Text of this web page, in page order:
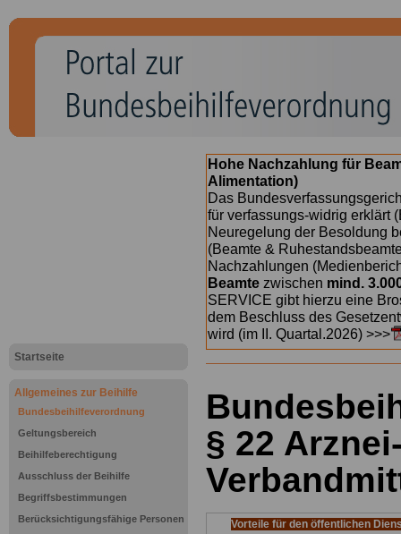
Startseite
Allgemeines zur Beihilfe
Bundesbeihilfeverordnung
Geltungsbereich
Beihilfeberechtigung
Ausschluss der Beihilfe
Begriffsbestimmungen
Berücksichtigungsfähige Personen
Hohe Nachzahlung für
Alimentation)
Das
für verfassungs-widrig erklärt
Neuregelung der Besoldung
(Beamte &
Nachzahlungen
Beamte zwischen mind.
SERVICE gibt hierzu eine
dem Beschluss des
wird (im II. Quartal.2026) >>>
§ 22
Vorteile für den öffentlichen